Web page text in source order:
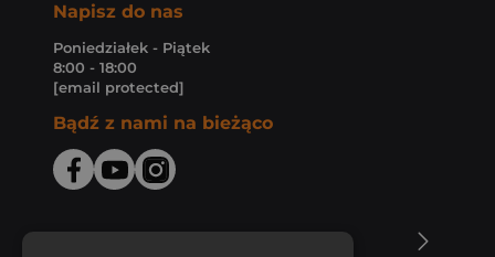
Napisz do nas
Poniedziałek - Piątek
8:00 - 18:00
[email protected]
Bądź z nami na bieżąco